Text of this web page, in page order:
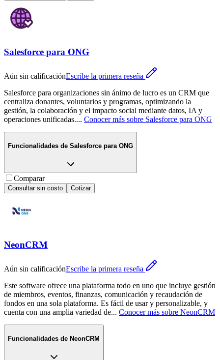
Salesforce para ONG
Aún sin calificaciónEscribe la primera reseña
Salesforce para organizaciones sin ánimo de lucro es un CRM que
centraliza donantes, voluntarios y programas, optimizando la
gestión, la colaboración y el impacto social mediante datos, IA y
operaciones unificadas.... Conocer más sobre Salesforce para ONG
Funcionalidades de Salesforce para ONG
Comparar
Consultar sin costo Cotizar
NeonCRM
Aún sin calificaciónEscribe la primera reseña
Este software ofrece una plataforma todo en uno que incluye gestión
de miembros, eventos, finanzas, comunicación y recaudación de
fondos en una sola plataforma. Es fácil de usar y personalizable, y
cuenta con una amplia variedad de... Conocer más sobre NeonCRM
Funcionalidades de NeonCRM